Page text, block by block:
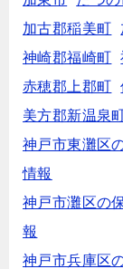
加古郡稲美町
神崎郡福崎町
赤穂郡上郡町
美方郡新温泉
神戸市東灘区
情報
神戸市灘区の
報
神戸市兵庫区